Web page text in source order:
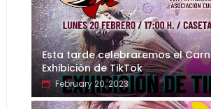
Esta tarde celebraremos el
Exhibición de TikTok
February 20, 2023